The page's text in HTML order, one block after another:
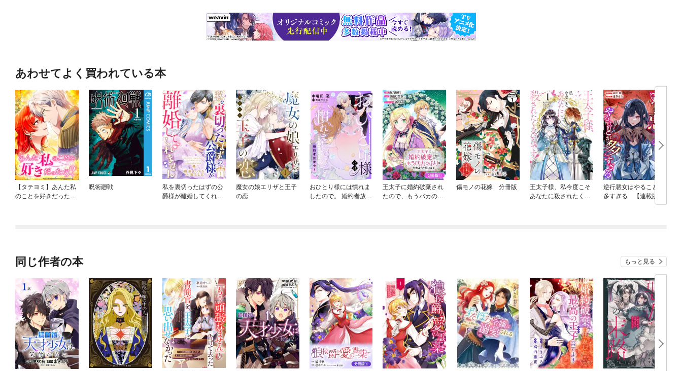
あわせてよく買われている本
【タテヨミ】あんた私
のことを好きだった
呪術廻戦
私を裏切ったはずの公
爵様が離婚してくれま
魔女の娘エリザと王子
の恋
おひとり様には慣れま
したので。 婚約者放置
王太子に婚約破棄され
たので、もうバカのふ
傷モノの花嫁 分冊版
王太子様、私今度こそ
あなたに殺されたくな
逆行悪女はやることが
多すぎる 【連載版】
同じ作者の本 もっと見る